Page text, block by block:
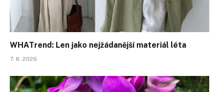
WHATrend: Len jako nejžádanější materiál léta
7. 8. 2026